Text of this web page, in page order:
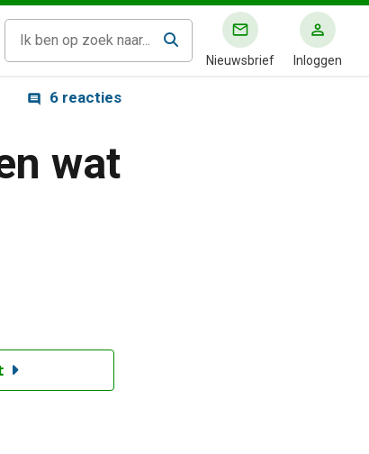
Nieuwsbrief Inloggen
6 reacties
wat